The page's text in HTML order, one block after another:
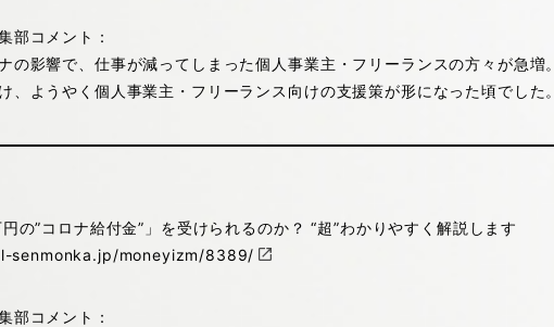
部コメント：
の影響で、仕事が減ってしまった個人事業主・フリーランスの方々が急増。
、ようやく個人事業主・フリーランス向けの支援策が形になった頃でした。
の”コロナ給付金”」を受けられるのか？ “超”わかりやすく解説します
senmonka.jp/moneyizm/8389/
部コメント：